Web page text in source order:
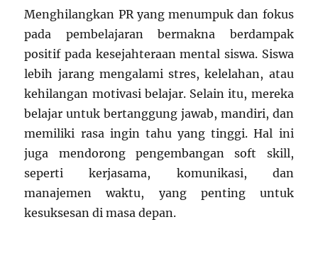
Menghilangkan PR yang menumpuk dan fokus
pada pembelajaran bermakna berdampak
positif pada kesejahteraan mental siswa. Siswa
lebih jarang mengalami stres, kelelahan, atau
kehilangan motivasi belajar. Selain itu, mereka
belajar untuk bertanggung jawab, mandiri, dan
memiliki rasa ingin tahu yang tinggi. Hal ini
juga mendorong pengembangan soft skill,
seperti kerjasama, komunikasi, dan
manajemen waktu, yang penting untuk
kesuksesan di masa depan.